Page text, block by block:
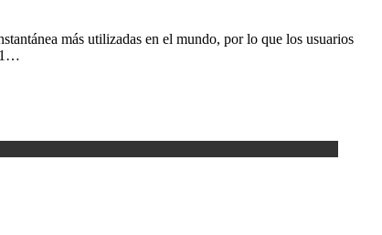
más utilizadas en el mundo, por lo que los usuarios